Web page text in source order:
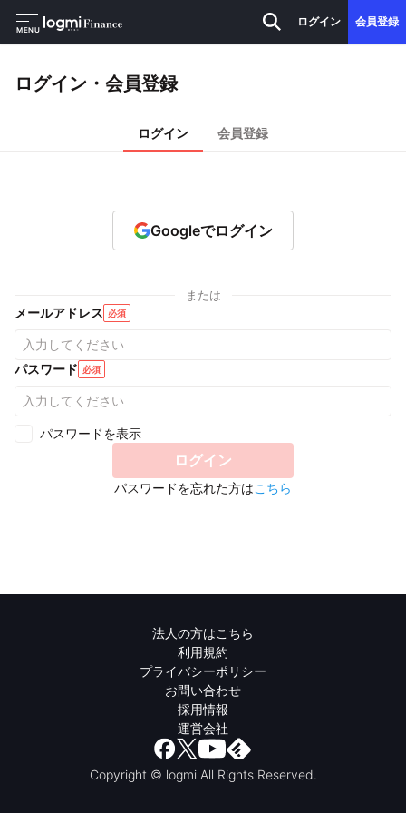
MENU
ログイン 会員登録
ログイン・会員登録
ログイン 会員登録
Googleでログイン
または
メールアドレス 必須
パスワード 必須
パスワードを表示
ログイン
パスワードを忘れた方はこちら
法人の方はこちら
利用規約
プライバシーポリシー
お問い合わせ
採用情報
運営会社
Copyright © logmi All Rights Reserved.